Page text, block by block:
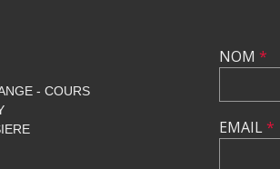
- COURS
NOM *
EMAIL*